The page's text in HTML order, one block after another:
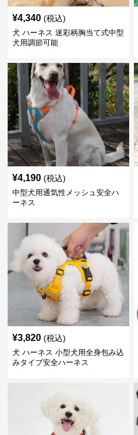
¥4,340 (税込)
犬 ハーネス 迷彩柄胸当て式中型
犬用調節可能
¥4,190 (税込)
中型犬用通気性メッシュ安全ハ
ーネス
¥3,820 (税込)
犬 ハーネス 小型犬用全身包み込
みタイプ安全ハーネス